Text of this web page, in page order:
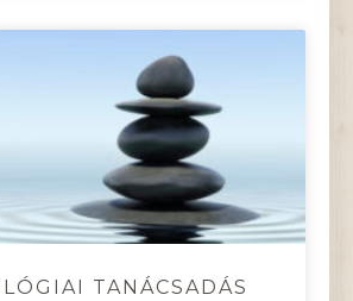
TANÁCSADÁS